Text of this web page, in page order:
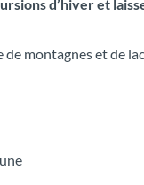
d’hiver et
montagnes et de